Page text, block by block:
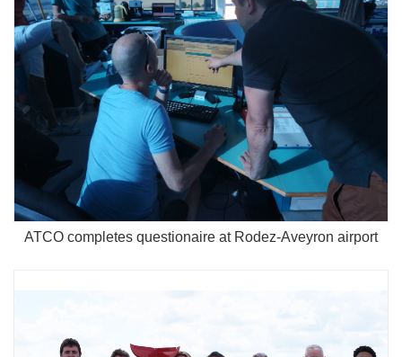
ATCO completes questionaire at Rodez-Aveyron airport